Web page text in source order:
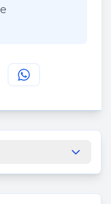
op
deze pagina op
Deel deze pagina